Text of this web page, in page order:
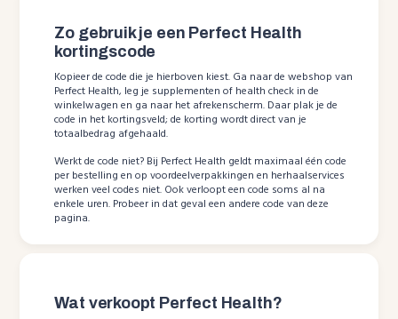
Zo gebruik je een Perfect Health
kortingscode
Kopieer de code die je hierboven kiest. Ga naar de webshop van
Perfect Health, leg je supplementen of health check in de
winkelwagen en ga naar het afrekenscherm. Daar plak je de
code in het kortingsveld; de korting wordt direct van je
totaalbedrag afgehaald.
Werkt de code niet? Bij Perfect Health geldt maximaal één code
per bestelling en op voordeelverpakkingen en herhaalservices
werken veel codes niet. Ook verloopt een code soms al na
enkele uren. Probeer in dat geval een andere code van deze
pagina.
Wat verkoopt Perfect Health?